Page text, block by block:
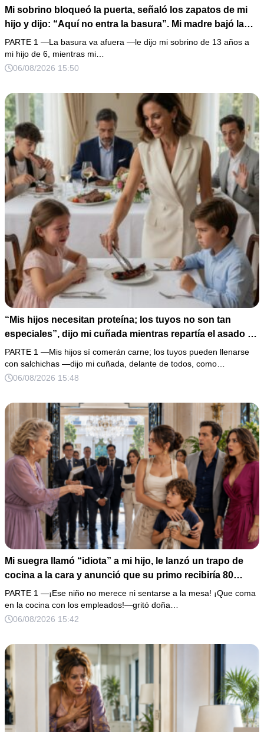
Mi sobrino bloqueó la puerta, señaló los zapatos de mi
hijo y dijo: “Aquí no entra la basura”. Mi madre bajó la
mirada y mi hermana siguió tomando café como si nada.
Yo asentí, abracé a mi niño y me fui sin reclamar. Pero al
cancelar el depósito mensual descubrí que llevaba años
de humillarlo.
PARTE 1 —La basura va afuera —le dijo mi sobrino de 13 años a
mi hijo de 6, mientras mi…
06/08/2026 15:50
“Mis hijos necesitan proteína; los tuyos no son tan
especiales”, dijo mi cuñada mientras repartía el asado y
hacía llorar a mi hija. Mi esposo me pidió que no armara
un escándalo, así que guardé silencio, terminé un pastel
de boda de 8,000 pesos y coloqué sobre la mesa un
PARTE 1 —Mis hijos sí comerán carne; los tuyos pueden llenarse
con salchichas —dijo mi cuñada, delante de todos, como…
06/08/2026 15:48
Mi suegra llamó “idiota” a mi hijo, le lanzó un trapo de
cocina a la cara y anunció que su primo recibiría 80
millones y el 50% de las acciones: “Aprende cuál es tu
lugar”. Permanecí en silencio hasta que terminaron de
firmar; entonces mostré una grabación y alguien llamó a
PARTE 1 —¡Ese niño no merece ni sentarse a la mesa! ¡Que coma
en la cocina con los empleados!—gritó doña…
06/08/2026 15:42